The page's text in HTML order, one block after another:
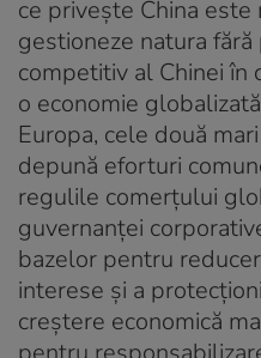
ce privește China este
gestioneze natura
competitiv al Chinei
o economie
Europa, cele două
depună eforturi
regulile comerțului
guvernanței
bazelor pentru
interese și a
creștere economică